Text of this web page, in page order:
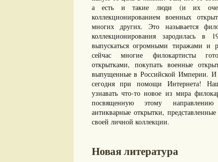
а есть и такие люди (и их
коллекционированием военных
многих других. Это называется
коллекционирования зародилась в
выпускаться огромными тиражами и
сейчас многие филокартисты
открытками, покупать военные
выпущенные в Российской Империи. И
сегодня при помощи Интернета!
узнавать что-то новое из мира
посвященную этому направлению
антикварные открытки,
своей личной коллекции.
Новая литература